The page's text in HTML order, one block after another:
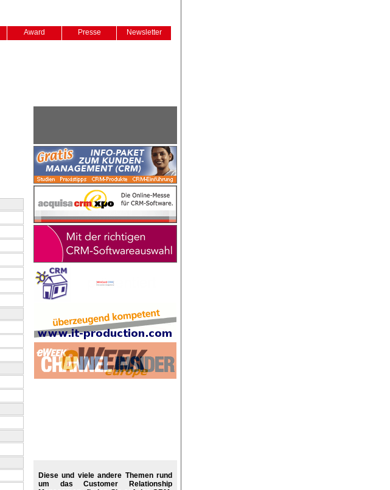
Award Presse Newsletter
Diese und viele andere Themen rund
um das Customer Relationship